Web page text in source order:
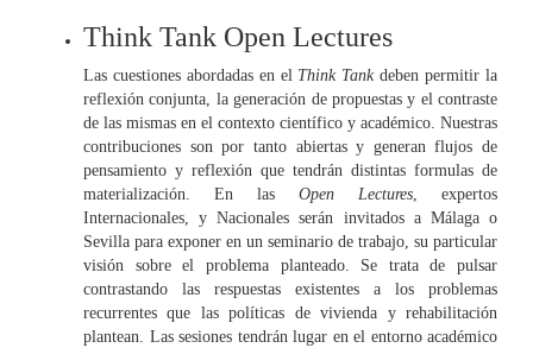
Think Tank Open Lectures
Las cuestiones abordadas en el Think Tankdeben permitir la
reflexión conjunta, la generación de propuestas y el contraste
de las mismas en el contexto científico y académico. Nuestras
contribuciones son por tanto abiertas y generan flujos de
pensamiento y reflexión que tendrán distintas formulas de
materialización. En las Open Lectures, expertos
Internacionales, y Nacionales serán invitados a Málaga o
Sevilla para exponer en un seminario de trabajo, su particular
visión sobre el problema planteado. Se trata de pulsar
contrastando las respuestas existentes a los problemas
recurrentes que las políticas de vivienda y rehabilitación
plantean. Las sesiones tendrán lugar en el entorno académico